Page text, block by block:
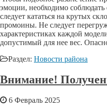
эмоции, необходимо
следует кататься на крутых
промоины. Не следует
характеристиках каждой
допустимый для нее вес.
Раздел: Новости района
Внимание!
6 Февраль 2025